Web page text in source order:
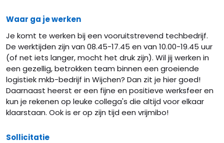
Waar ga je werken
Je komt te werken bij een vooruitstrevend techbedrijf.
De werktijden zijn van 08.45-17.45 en van 10.00-19.45 uur
(of net iets langer, mocht het druk zijn). Wil jij werken in
een gezellig, betrokken team binnen een groeiende
logistiek mkb-bedrijf in Wijchen? Dan zit je hier goed!
Daarnaast heerst er een fijne en positieve werksfeer en
kun je rekenen op leuke collega's die altijd voor elkaar
klaarstaan. Ook is er op zijn tijd een vrijmibo!
Sollicitatie